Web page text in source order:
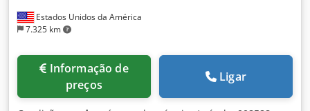
Estados Unidos da América
7.325 km
preços
Ligar